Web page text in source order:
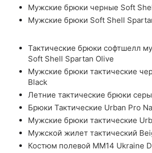
Мужские брюки черные Soft
Мужские брюки Soft Shell
Тактические брюки софтшелл
Soft Shell Spartan Olive
Мужские брюки тактические
Black
Летние тактические брюки
Брюки Тактические Urban Pro
Мужские брюки тактические
Мужской жилет тактический
Костюм полевой ММ14 Ukraine